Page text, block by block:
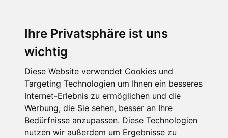
Ihre Privatsphäre ist uns
wichtig
Diese Website verwendet Cookies und
Targeting Technologien um Ihnen ein besseres
Internet-Erlebnis zu ermöglichen und die
Werbung, die Sie sehen, besser an Ihre
Bedürfnisse anzupassen. Diese Technologien
nutzen wir außerdem um Ergebnisse zu